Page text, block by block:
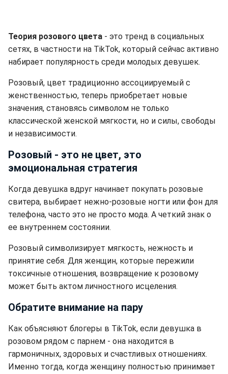
Теория розового цвета - это тренд в социальных
сетях, в частности на TikTok, который сейчас активно
набирает популярность среди молодых девушек.
Розовый, цвет традиционно ассоциируемый с
женственностью, теперь приобретает новые
значения, становясь символом не только
классической женской мягкости, но и силы, свободы
и независимости.
Розовый - это не цвет, это
эмоциональная стратегия
Когда девушка вдруг начинает покупать розовые
свитера, выбирает нежно-розовые ногти или фон для
телефона, часто это не просто мода. А четкий знак о
ее внутреннем состоянии.
Розовый символизирует мягкость, нежность и
принятие себя. Для женщин, которые пережили
токсичные отношения, возвращение к розовому
может быть актом личностного исцеления.
Обратите внимание на пару
Как объясняют блогеры в TikTok, если девушка в
розовом рядом с парнем - она находится в
гармоничных, здоровых и счастливых отношениях.
Именно тогда, когда женщину полностью принимает